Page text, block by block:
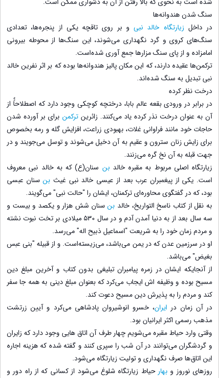
سنگ شدن هندوانه‌ها
در داخل زیارتگاه خالد نبی و بر روی تاقچه یکی از پنجره‌ها، تعدادی
سنگ‌های کروی و گرد نگهداری می‌شوند، این سنگ‌ها از محوطه بیرونی
امامزاده و از پای سنگ مزارها جمع آوری شده‌است.
ترکمن‌ها عقیده دارند، که این مکان پالیز هندوانه‌ها بوده که بر اثر نفرین خالد
نبی تبدیل به سنگ شده‌اند.
درخت نظر کرده
در برابر در ورودی بقعه عالم بابا، درختچه کوچکی وجود دارد که اصطلاحاًٌ از
آن به عنوان درخت نذر کرده یاد می‌کنند. زائرین ترکمن برای بر آورده شدن
حاجات خود مانند فراوانی غلات، بهبودی زراعت، افزایش گله و رمه بخصوص
برای زایش زنان سترون و عقیم به آن دخیل می‌شوند و توسل می‌جویند و در
جهت قبله به آن نخ گره می‌زنند.
زیارتگاه اصلی مربوط به مقبره خالد بن سنان(ع) که به خالد نبی معروف
است. یکی از پیغمبران عرب بعد از عیسی خالد نبی غیث بنسنان عبسی
بود، که در گفتگوی محاوره‌ای ترکمنان، ایشان را "حالت نبی" می‌گویند.
به نقل از کتاب ناسخ التواریخ، خالد بنسنان شش هزار و یکصد و بیست و
سه سال بعد از به دنیا آمدن آدم و در سال ۵۳۰ میلادی بر تخت نبوت نشته
و مردم زمان خود را به شریعت "اسماعیل ذبیح اله" می‌رسد.
او در سرزمین عدن که در یمن می‌باشد، می‌زیسته‌است. و از قبیله "بنی عبس
بغیض" می‌باشد.
از آنجایکه ایشان در زمره پیامبران تبلیغی بدون کتاب و آخرین مبلغ دین
مسیح بوده و وظیفه اش ایجاب می‌کرد که بعنوان مبلغ دینی به همه جا سفر
کند و مردم را به پذیرش دین مسیح دعوت کند.
در آن زمان در ایران، خسرو انوشیروان پادشاهی می‌کرد و آیین زرتشت
مذهب رسمی اکثر ایرانیان بود.
وقتی وارد حیاط مقبره می‌شویم چهار طرف آن اتاق هایی وجود دارد که زایران
و گردشگران می‌توانند در آن شب را سپری کنند و گفته شده که هزینه اجاره
این اتاق‌ها صرف نگهداری و تولیت زیارتگاه می‌شود.
روزهای نوروز و بهار حیاط زیارتگاه شلوغ می‌شود از کسانی که از راه دور و